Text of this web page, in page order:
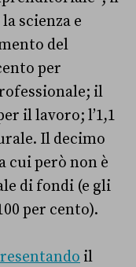
scienza e
del
per
il
il lavoro; l’1,1
Il decimo
cui però non è
di fondi (e gli
per cento).
il